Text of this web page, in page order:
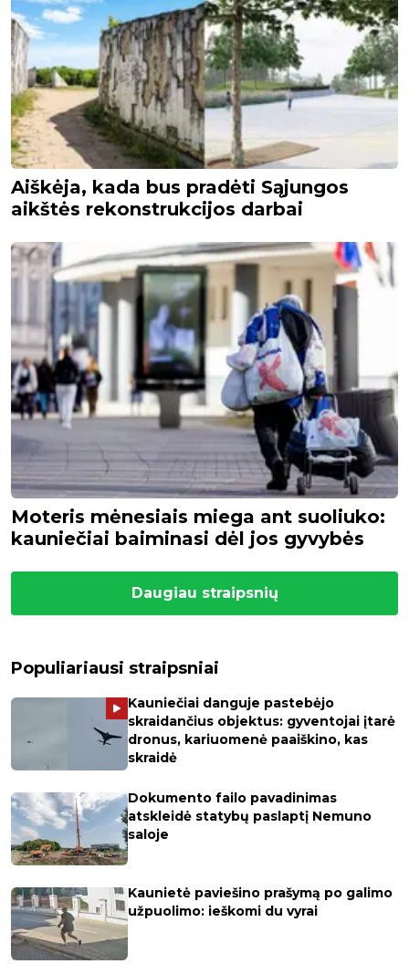
Aiškėja, kada bus pradėti Sąjungos
aikštės rekonstrukcijos darbai
Moteris mėnesiais miega ant suoliuko:
kauniečiai baiminasi dėl jos gyvybės
Daugiau straipsnių
Populiariausi straipsniai
Kauniečiai danguje pastebėjo
skraidančius objektus: gyventojai įtarė
dronus, kariuomenė paaiškino, kas
skraidė
Dokumento failo pavadinimas
atskleidė statybų paslaptį Nemuno
saloje
Kaunietė paviešino prašymą po galimo
užpuolimo: ieškomi du vyrai